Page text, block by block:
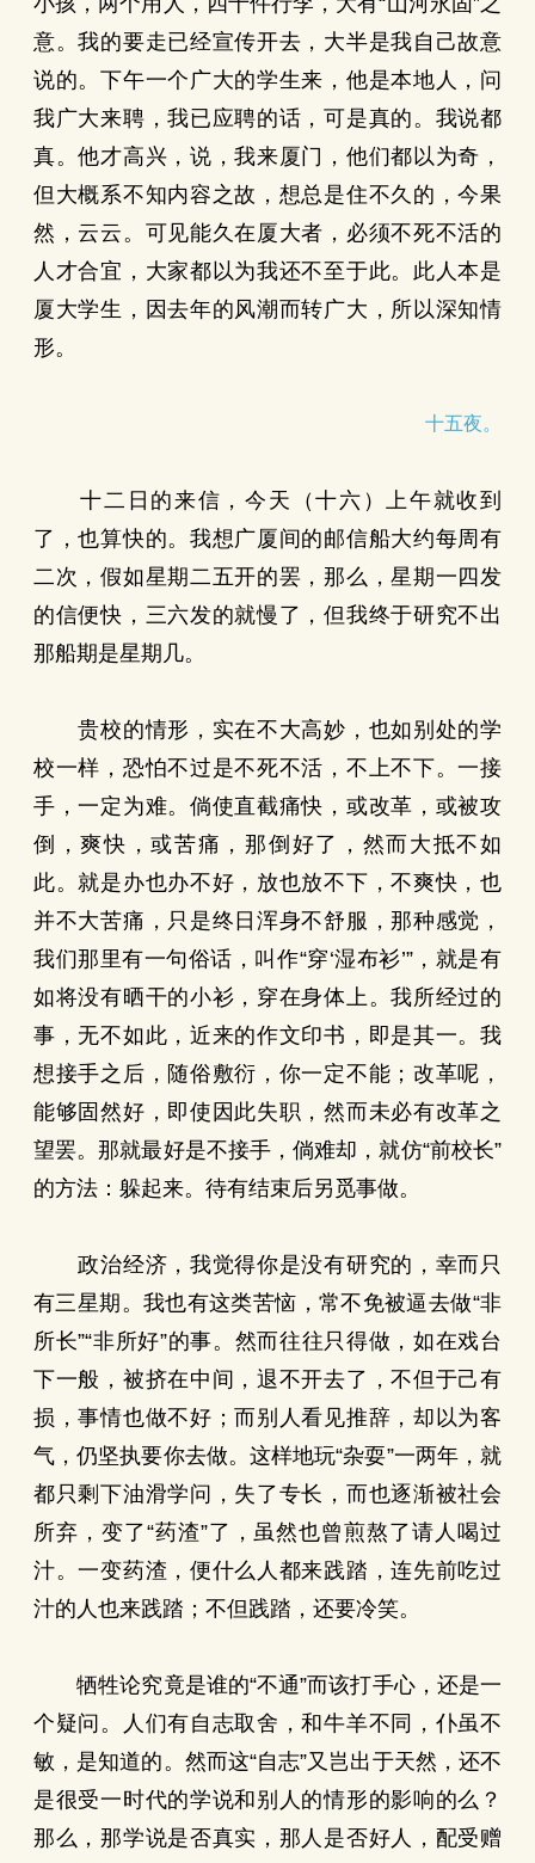
意。我的要走已经宣传开去，大半是我自己故意
说的。下午一个广大的学生来，他是本地人，问
我广大来聘，我已应聘的话，可是真的。我说都
真。他才高兴，说，我来厦门，他们都以为奇，
但大概系不知内容之故，想总是住不久的，今果
然，云云。可见能久在厦大者，必须不死不活的
人才合宜，大家都以为我还不至于此。此人本是
厦大学生，因去年的风潮而转广大，所以深知情
形。
十五夜。
十二日的来信，今天（十六）上午就收到
了，也算快的。我想广厦间的邮信船大约每周有
二次，假如星期二五开的罢，那么，星期一四发
的信便快，三六发的就慢了，但我终于研究不出
那船期是星期几。
贵校的情形，实在不大高妙，也如别处的学
校一样，恐怕不过是不死不活，不上不下。一接
手，一定为难。倘使直截痛快，或改革，或被攻
倒，爽快，或苦痛，那倒好了，然而大抵不如
此。就是办也办不好，放也放不下，不爽快，也
并不大苦痛，只是终日浑身不舒服，那种感觉，
我们那里有一句俗话，叫作“穿‘湿布衫’”，就是有
如将没有晒干的小衫，穿在身体上。我所经过的
事，无不如此，近来的作文印书，即是其一。我
想接手之后，随俗敷衍，你一定不能；改革呢，
能够固然好，即使因此失职，然而未必有改革之
望罢。那就最好是不接手，倘难却，就仿“前校长”
的方法：躲起来。待有结束后另觅事做。
政治经济，我觉得你是没有研究的，幸而只
有三星期。我也有这类苦恼，常不免被逼去做“非
所长”“非所好”的事。然而往往只得做，如在戏台
下一般，被挤在中间，退不开去了，不但于己有
损，事情也做不好；而别人看见推辞，却以为客
气，仍坚执要你去做。这样地玩“杂耍”一两年，就
都只剩下油滑学问，失了专长，而也逐渐被社会
所弃，变了“药渣”了，虽然也曾煎熬了请人喝过
汁。一变药渣，便什么人都来践踏，连先前吃过
汁的人也来践踏；不但践踏，还要冷笑。
牺牲论究竟是谁的“不通”而该打手心，还是一
个疑问。人们有自志取舍，和牛羊不同，仆虽不
敏，是知道的。然而这“自志”又岂出于天然，还不
是很受一时代的学说和别人的情形的影响的么？
那么，那学说是否真实，那人是否好人，配受赠